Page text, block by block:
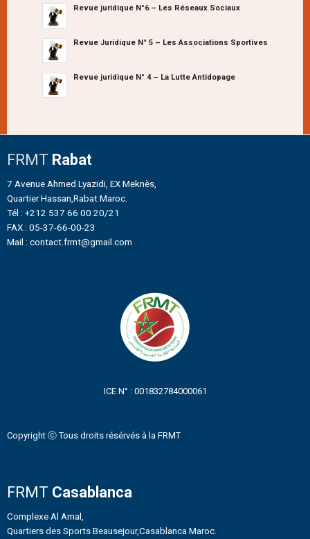
Revue juridique N°6 – Les Réseaux Sociaux
Revue Juridique N° 5 – Les Associations Sportives
Revue juridique N° 4 – La Lutte Antidopage
FRMT Rabat
7 Avenue Ahmed Lyazidi, EX Meknès,
Quartier Hassan,Rabat Maroc.
Tél : +212 537 66 00 20/21
FAX : 05-37-66-00-23
Mail : contact.frmt@gmail.com
ICE N° : 001832784000061
Copyright ⓒ Tous droits résérvés à la FRMT
FRMT Casablanca
Complexe Al Amal,
Quartiers des Sports Beausejour,Casablanca Maroc.